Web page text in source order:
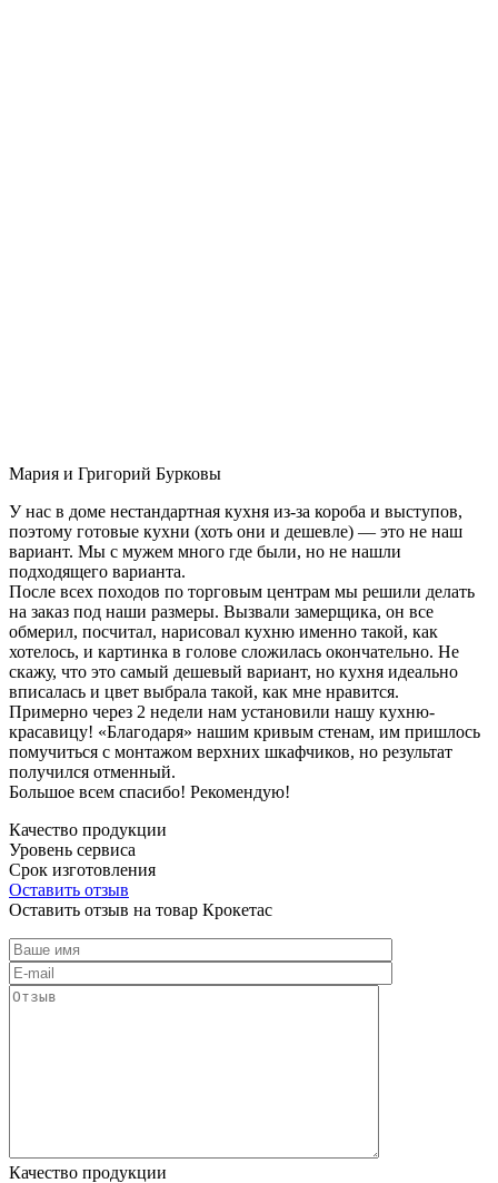
Мария и Григорий Бурковы
У нас в доме нестандартная кухня из-за короба и выступов,
поэтому готовые кухни (хоть они и дешевле) — это не наш
вариант. Мы с мужем много где были, но не нашли
подходящего варианта.
После всех походов по торговым центрам мы решили делать
на заказ под наши размеры. Вызвали замерщика, он все
обмерил, посчитал, нарисовал кухню именно такой, как
хотелось, и картинка в голове сложилась окончательно. Не
скажу, что это самый дешевый вариант, но кухня идеально
вписалась и цвет выбрала такой, как мне нравится.
Примерно через 2 недели нам установили нашу кухню-
красавицу! «Благодаря» нашим кривым стенам, им пришлось
помучиться с монтажом верхних шкафчиков, но результат
получился отменный.
Большое всем спасибо! Рекомендую!
Качество продукции
Уровень сервиса
Срок изготовления
Оставить отзыв
Оставить отзыв на товар Крокетас
Качество продукции